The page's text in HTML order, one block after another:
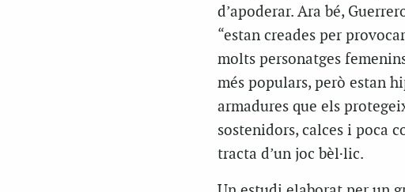
d’apoderar. Ara bé,
“estan creades per
molts personatges
més populars, però estan
armadures que els
sostenidors, calces i poca
tracta d’un joc bèl·lic.